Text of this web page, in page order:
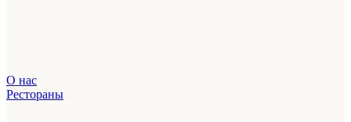
О нас
Рестораны